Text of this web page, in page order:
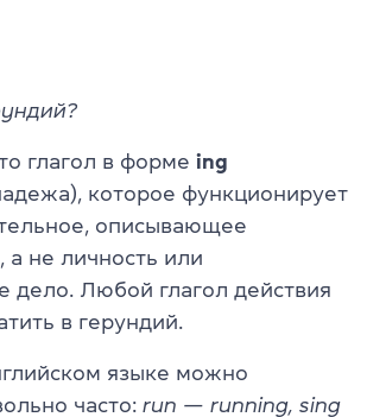
глагол в форме ing
которое функционирует
описывающее
а не личность или
дело. Любой глагол действия
в герундий.
языке можно
часто: run — running, sing